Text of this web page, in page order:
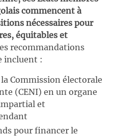
commencent à
nécessaires pour
équitables et
recommandations
incluent :
Commission électorale
(CENI) en un organe
et
pour financer le